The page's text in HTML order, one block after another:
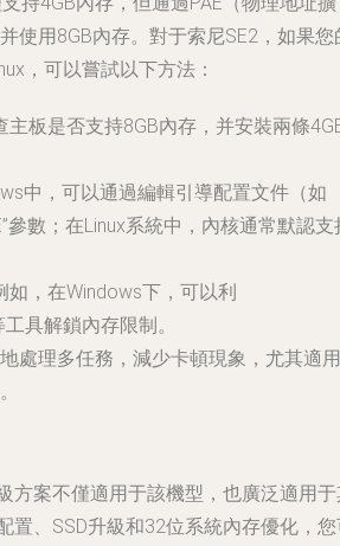
使用8GB內存。對于索尼SE2，如果您
，可以嘗試以下方法：
主板是否支持8GB內存，并安裝兩條
中，可以通過編輯引導配置文件（如
參數；在Linux系統中，內核通常默認支
如，在Windows下，可以利
具解鎖內存限制。
處理多任務，減少卡頓現象，尤其適用
方案不僅適用于該機型，也廣泛適用
置、SSD升級和32位系統內存優化，